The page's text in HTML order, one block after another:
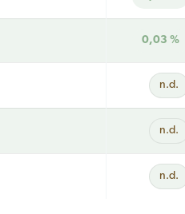
0,03 %
n.d.
n.d.
n.d.